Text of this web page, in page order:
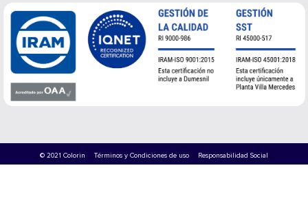
© 2021 Colorin Términos y Condiciones de uso Responsabilidad Social